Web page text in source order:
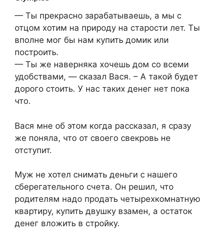
— Ты прекрасно зарабатываешь, а мы с
отцом хотим на природу на старости лет. Ты
вполне мог бы нам купить домик или
построить.
— Ты же наверняка хочешь дом со всеми
удобствами, — сказал Вася. – А такой будет
дорого стоить. У нас таких денег нет пока
что.
Вася мне об этом когда рассказал, я сразу
же поняла, что от своего свекровь не
отступит.
Муж не хотел снимать деньги с нашего
сберегательного счета. Он решил, что
родителям надо продать четырехкомнатную
квартиру, купить двушку взамен, а остаток
денег вложить в стройку.